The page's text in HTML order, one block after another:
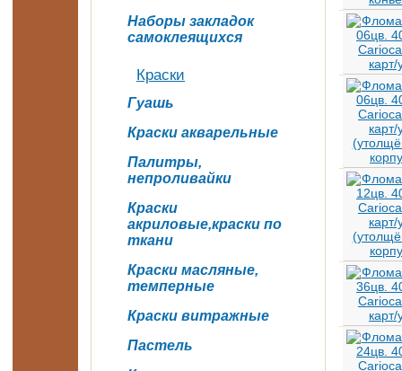
Наборы закладок
самоклеящихся
Краски
Гуашь
Краски акварельные
Палитры,
непроливайки
Краски
акриловые,краски по
ткани
Краски масляные,
темперные
Краски витражные
Пастель